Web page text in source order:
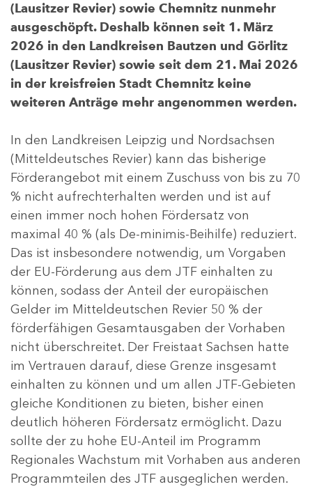
(Lausitzer Revier) sowie Chemnitz nunmehr
ausgeschöpft. Deshalb können seit 1. März
2026 in den Landkreisen Bautzen und Görlitz
(Lausitzer Revier) sowie seit dem 21. Mai 2026
in der kreisfreien Stadt Chemnitz keine
weiteren Anträge mehr angenommen werden.
In den Landkreisen Leipzig und Nordsachsen
(Mitteldeutsches Revier) kann das bisherige
Förderangebot mit einem Zuschuss von bis zu 70
% nicht aufrechterhalten werden und ist auf
einen immer noch hohen Fördersatz von
maximal 40 % (als De-minimis-Beihilfe) reduziert.
Das ist insbesondere notwendig, um Vorgaben
der EU-Förderung aus dem JTF einhalten zu
können, sodass der Anteil der europäischen
Gelder im Mitteldeutschen Revier 50 % der
förderfähigen Gesamtausgaben der Vorhaben
nicht überschreitet. Der Freistaat Sachsen hatte
im Vertrauen darauf, diese Grenze insgesamt
einhalten zu können und um allen JTF-Gebieten
gleiche Konditionen zu bieten, bisher einen
deutlich höheren Fördersatz ermöglicht. Dazu
sollte der zu hohe EU-Anteil im Programm
Regionales Wachstum mit Vorhaben aus anderen
Programmteilen des JTF ausgeglichen werden.